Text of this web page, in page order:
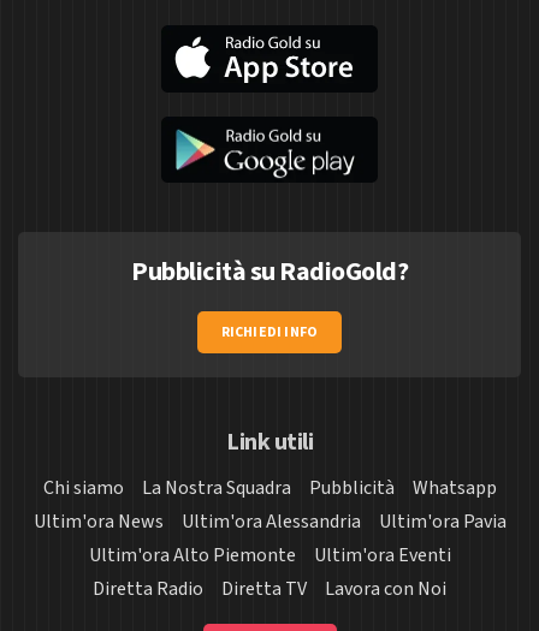
Pubblicità su RadioGold?
RICHIEDI INFO
Link utili
Chi siamo La Nostra Squadra Pubblicità
Whatsapp
Ultim'ora News
Ultim'ora Alessandria
Ultim'ora Pavia
Ultim'ora Alto Piemonte
Ultim'ora Eventi
Diretta Radio
Diretta TV Lavora con Noi